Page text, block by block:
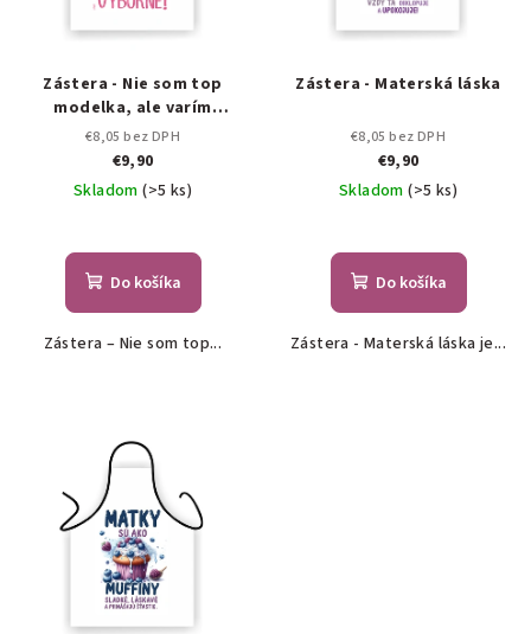
Zástera - Nie som top
modelka, ale varím
výborne
€8,05 bez DPH
€9,90
Skladom(>5 ks)
Do košíka
Zástera – Nie som top...
Zástera - Materská láska
€8,05 bez DPH
€9,90
Skladom(>5 ks)
Do košíka
Zástera - Materská láska je...